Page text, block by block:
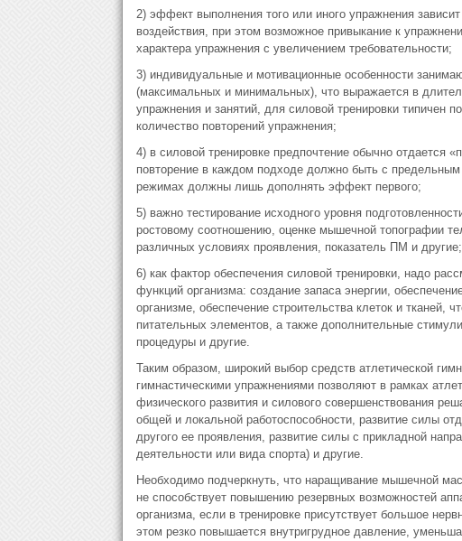
2) эффект выполнения того или иного упражнения
воздействия, при этом возможное привыкание к
характера упражнения с увеличением требовательности;
3) индивидуальные и мотивационные особенности
(максимальных и минимальных), что выражается в
упражнения и занятий, для силовой тренировки типичен
количество повторений упражнения;
4) в силовой тренировке предпочтение обычно
повторение в каждом подходе должно быть с
режимах должны лишь дополнять эффект первого;
5) важно тестирование исходного уровня
ростовому соотношению, оценке мышечной топографии
различных условиях проявления, показатель ПМ и другие;
6) как фактор обеспечения силовой тренировки, надо
функций организма: создание запаса энергии,
организме, обеспечение строительства клеток и
питательных элементов, а также дополнительные
процедуры и другие.
Таким образом, широкий выбор средств атлетической
гимнастическими упражнениями позволяют в рамках
физического развития и силового совершенствования
общей и локальной работоспособности, развитие силы
другого ее проявления, развитие силы с прикладной
деятельности или вида спорта) и другие.
Необходимо подчеркнуть, что наращивание мышечной
не способствует повышению резервных возможностей
организма, если в тренировке присутствует большое
этом резко повышается внутригрудное давление,